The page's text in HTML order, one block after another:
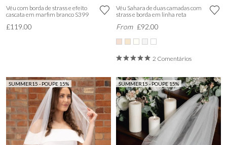
Véu com borda de strass e efeito
cascata em marfim branco S399
£119.00
Véu Sahara de duas camadas com
strass e borda em linha reta
From £92.00
2 Comentários
SUMMER15 - POUPE 15% SUMMER15 - POUPE 15%